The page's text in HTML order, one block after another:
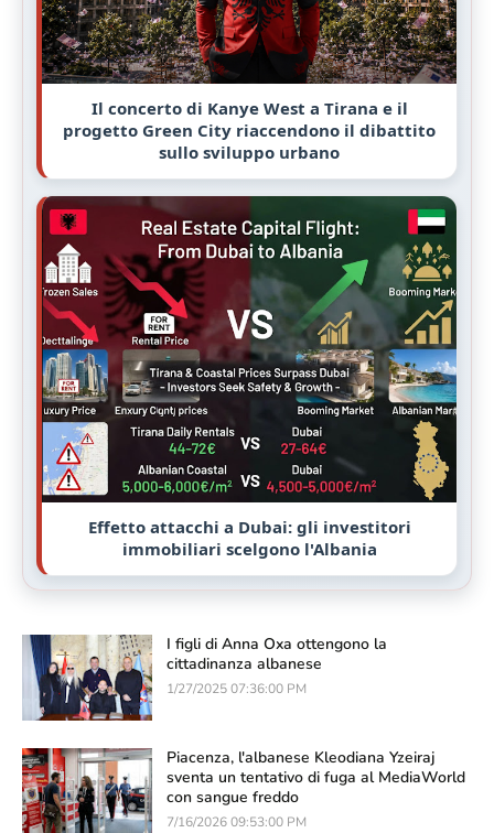
Il concerto di Kanye West a Tirana e il
progetto Green City riaccendono il dibattito
sullo sviluppo urbano
Effetto attacchi a Dubai: gli investitori
immobiliari scelgono l'Albania
I figli di Anna Oxa ottengono la
cittadinanza albanese
1/27/2025 07:36:00 PM
Piacenza, l'albanese Kleodiana Yzeiraj
sventa un tentativo di fuga al MediaWorld
con sangue freddo
7/16/2026 09:53:00 PM